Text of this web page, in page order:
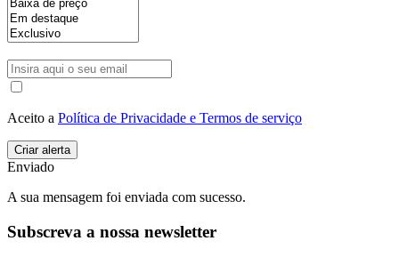
Aceito a Política de Privacidade e Termos de serviço
Enviado
A sua mensagem foi enviada com sucesso.
Subscreva a nossa newsletter